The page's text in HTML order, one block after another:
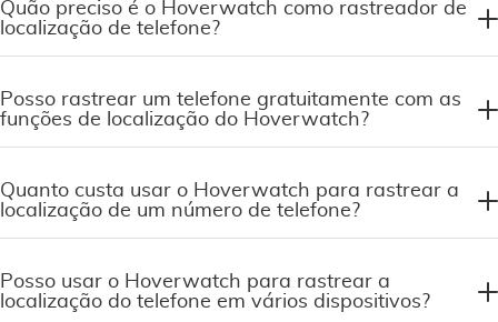
Quão preciso é o Hoverwatch como rastreador de
localização de telefone?
Posso rastrear um telefone gratuitamente com as
funções de localização do Hoverwatch?
Quanto custa usar o Hoverwatch para rastrear a
localização de um número de telefone?
Posso usar o Hoverwatch para rastrear a
localização do telefone em vários dispositivos?